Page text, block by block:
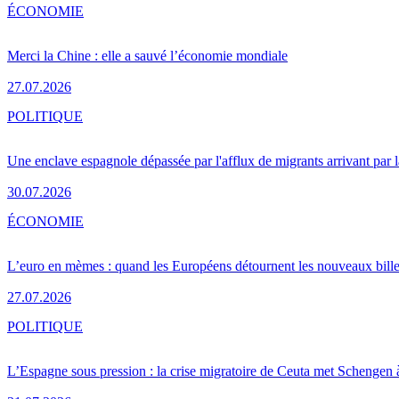
Merci la Chine : elle a sauvé l’économie mondiale
27.07.2026
ÉCONOMIE
Une enclave espagnole dépassée par l'afflux de migrants arrivant par
30.07.2026
POLITIQUE
L’euro en mèmes : quand les Européens détournent les nouveaux
27.07.2026
ÉCONOMIE
L’Espagne sous pression : la crise migratoire de Ceuta met Schengen
POLITIQUE